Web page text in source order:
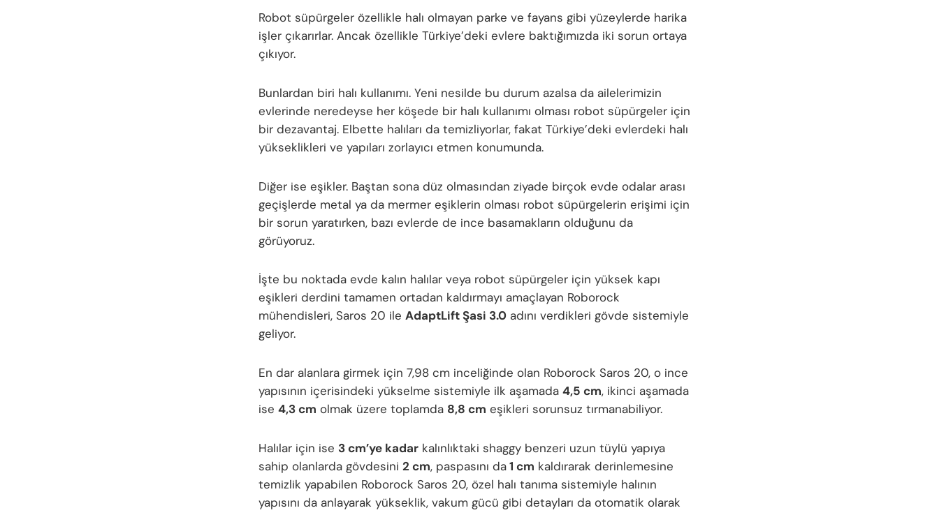
Robot süpürgeler özellikle halı olmayan parke ve fayans gibi yüzeylerde harika
işler çıkarırlar. Ancak özellikle Türkiye’deki evlere baktığımızda iki sorun ortaya
çıkıyor.
Bunlardan biri halı kullanımı. Yeni nesilde bu durum azalsa da ailelerimizin
evlerinde neredeyse her köşede bir halı kullanımı olması robot süpürgeler için
bir dezavantaj. Elbette halıları da temizliyorlar, fakat Türkiye’deki evlerdeki halı
yükseklikleri ve yapıları zorlayıcı etmen konumunda.
Diğer ise eşikler. Baştan sona düz olmasından ziyade birçok evde odalar arası
geçişlerde metal ya da mermer eşiklerin olması robot süpürgelerin erişimi için
bir sorun yaratırken, bazı evlerde de ince basamakların olduğunu da
görüyoruz.
İşte bu noktada evde kalın halılar veya robot süpürgeler için yüksek kapı
eşikleri derdini tamamen ortadan kaldırmayı amaçlayan Roborock
mühendisleri, Saros 20 ile AdaptLift Şasi 3.0 adını verdikleri gövde sistemiyle
geliyor.
En dar alanlara girmek için 7,98 cm inceliğinde olan Roborock Saros 20, o ince
yapısının içerisindeki yükselme sistemiyle ilk aşamada 4,5 cm, ikinci aşamada
ise 4,3 cm olmak üzere toplamda 8,8 cm eşikleri sorunsuz tırmanabiliyor.
Halılar için ise 3 cm’ye kadar kalınlıktaki shaggy benzeri uzun tüylü yapıya
sahip olanlarda gövdesini 2 cm, paspasını da1 cm kaldırarak derinlemesine
temizlik yapabilen Roborock Saros 20, özel halı tanıma sistemiyle halının
yapısını da anlayarak yükseklik, vakum gücü gibi detayları da otomatik olarak